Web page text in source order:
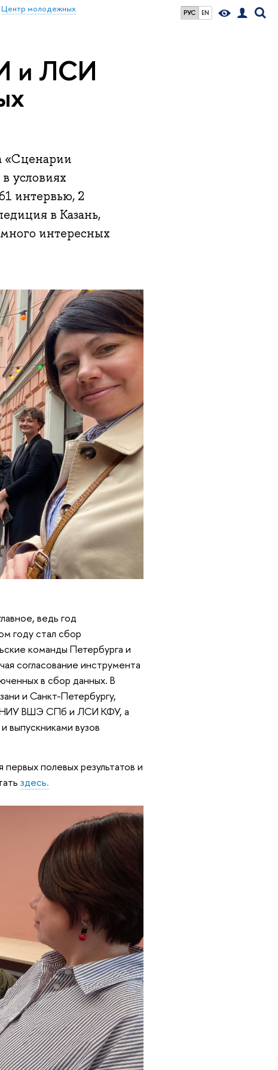
РУС EN
Центр молодежных
и ЛСИ
«Сценарии
условиях
интервью, 2
в Казань,
интересных
ведь год
году стал сбор
команды Петербурга и
согласование инструмента
в сбор данных. В
и Санкт-Петербургу,
НИУ ВШЭ СПб и ЛСИ КФУ, а
выпускниками вузов
полевых результатов и
здесь.